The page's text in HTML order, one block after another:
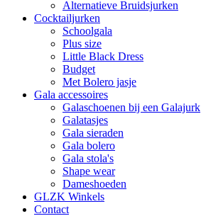
Alternatieve Bruidsjurken
Cocktailjurken
Schoolgala
Plus size
Little Black Dress
Budget
Met Bolero jasje
Gala accessoires
Galaschoenen bij een Galajurk
Galatasjes
Gala sieraden
Gala bolero
Gala stola's
Shape wear
Dameshoeden
GLZK Winkels
Contact